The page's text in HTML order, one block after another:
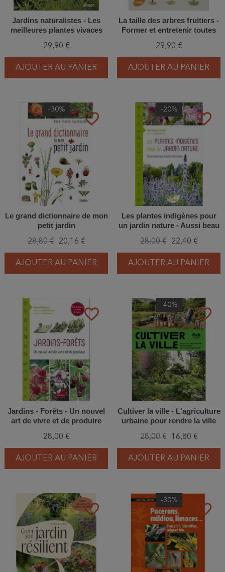
Jardins naturalistes - Les
meilleures plantes vivaces
29,90 €
AJOUTER AU PANIER
La taille des arbres fruitiers -
Former et entretenir toutes
pas
29,90 €
AJOUTER AU PANIER
favorite_border
-30%
Le grand dictionnaire de mon
petit jardin
28,80 € 20,16 €
AJOUTER AU PANIER
favorite_border
-20%
Les plantes indigènes pour
un jardin nature - Aussi beau
28,00 € 22,40 €
AJOUTER AU PANIER
favorite_border
Jardins - Forêts - Un nouvel
art de vivre et de produire
28,00 €
AJOUTER AU PANIER
favorite_border
-40%
Cultiver la ville - L'agriculture
urbaine pour rendre la ville
28,00 € 16,80 €
AJOUTER AU PANIER
favorite_border favorite_border
-30%